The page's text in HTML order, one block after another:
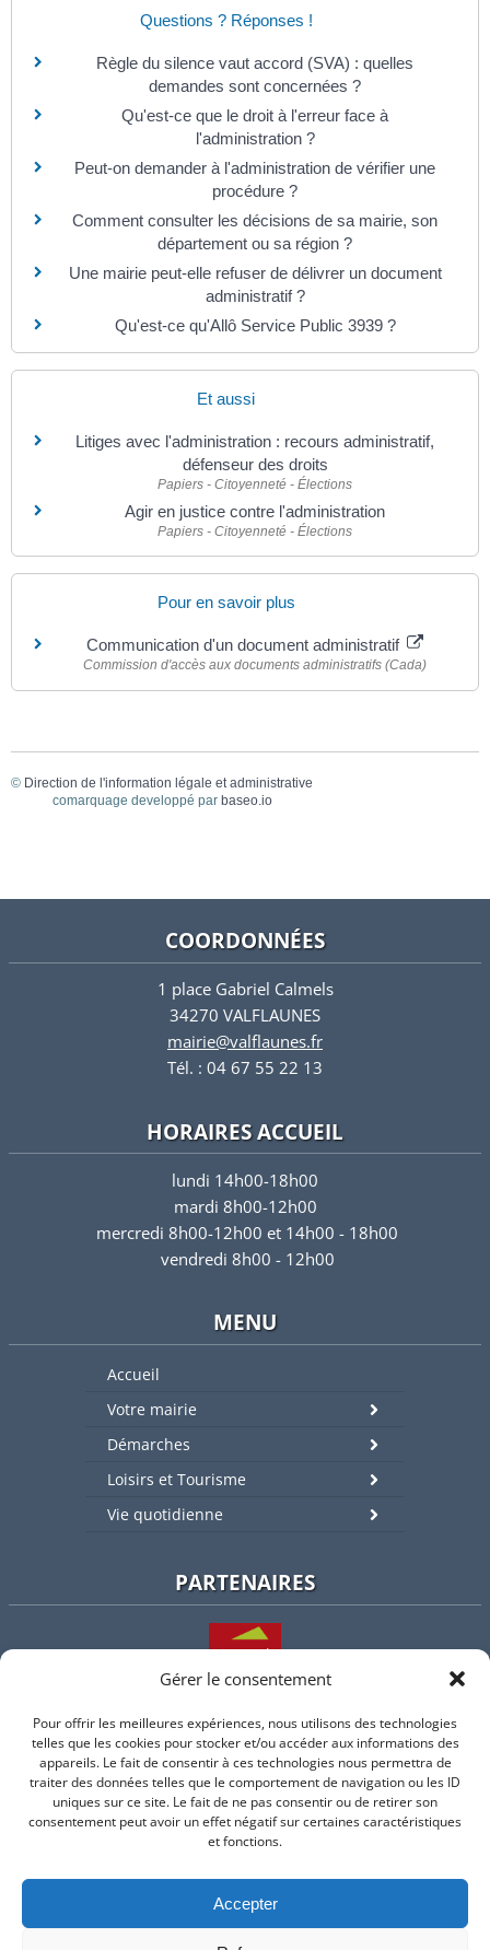
Gérer le consentement
Pour offrir les meilleures expériences, nous utilisons des technologies
telles que les cookies pour stocker et/ou accéder aux informations des
appareils. Le fait de consentir à ces technologies nous permettra de
traiter des données telles que le comportement de navigation ou les ID
uniques sur ce site. Le fait de ne pas consentir ou de retirer son
consentement peut avoir un effet négatif sur certaines caractéristiques
et fonctions.
Accepter
Questions ? Réponses !
Règle du silence vaut accord (SVA) : quelles
demandes sont concernées ?
Qu'est-ce que le droit à l'erreur face à
l'administration ?
Peut-on demander à l'administration de vérifier une
procédure ?
Comment consulter les décisions de sa mairie, son
département ou sa région ?
Une mairie peut-elle refuser de délivrer un document
administratif ?
Qu'est-ce qu'Allô Service Public 3939 ?
Et aussi
Litiges avec l'administration : recours administratif,
défenseur des droits
Papiers - Citoyenneté - Élections
Agir en justice contre l'administration
Papiers - Citoyenneté - Élections
Pour en savoir plus
Communication d'un document administratif
Commission d'accès aux documents administratifs (Cada)
© Direction de l'information légale et administrative
comarquage developpé par baseo.io
COORDONNÉES
1 place Gabriel Calmels
34270 VALFLAUNES
mairie@valflaunes.fr
Tél. : 04 67 55 22 13
HORAIRES ACCUEIL
lundi 14h00-18h00
mardi 8h00-12h00
mercredi 8h00-12h00 et 14h00 - 18h00
vendredi 8h00 - 12h00
MENU
Accueil
Votre mairie
Démarches
Loisirs et Tourisme
Vie quotidienne
PARTENAIRES
L'intercommunalité
Intramuros
Suivez-nous sur Facebook